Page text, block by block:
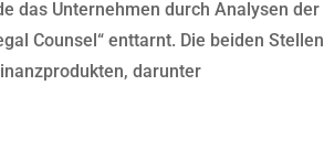
das Unternehmen durch Analysen der
Counsel“ enttarnt. Die beiden Stellen
darunter